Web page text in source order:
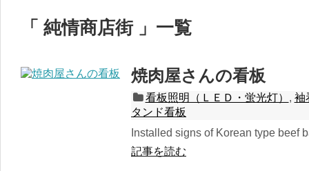
純情商店街 一覧
焼肉屋さんの看板
看板照明（ＬＥＤ・蛍光灯） , 袖
タンド看板
Installed signs of Korean type beef
記事を読む